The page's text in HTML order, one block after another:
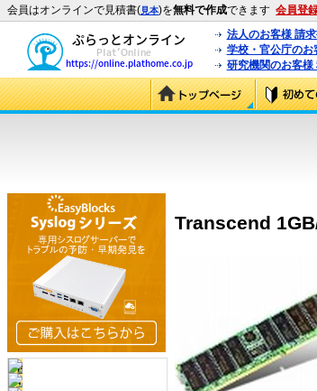
会員はオンラインで見積書(見本)を無料で作成できます 会員登
法人のお客様 請
学校・官公庁のお
研究機関のお客様
Transcend